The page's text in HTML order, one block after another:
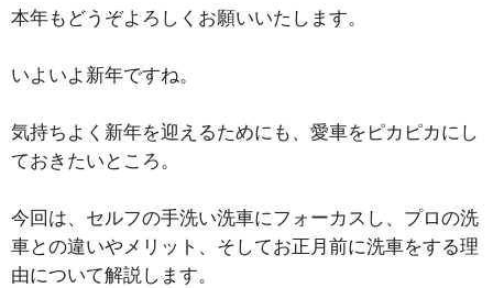
本年もどうぞよろしくお願いいたします。
いよいよ新年ですね。
気持ちよく新年を迎えるためにも、愛車をピカピカにし
ておきたいところ。
今回は、セルフの手洗い洗車にフォーカスし、プロの洗
車との違いやメリット、そしてお正月前に洗車をする理
由について解説します。